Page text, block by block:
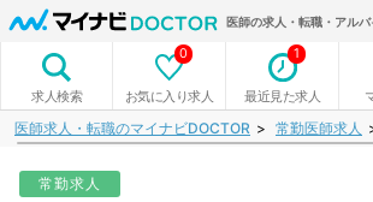
医師の求人・転職・アル
求人検索 お気に入り求人
0
最近見た求人
1
医師求人・転職のマイナビDOCTOR 常勤医師求人
常勤求人